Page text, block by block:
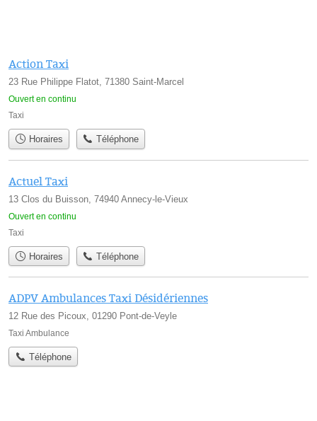
Action Taxi
23 Rue Philippe Flatot, 71380 Saint-Marcel
Ouvert en continu
Taxi
Horaires Téléphone
Actuel Taxi
13 Clos du Buisson, 74940 Annecy-le-Vieux
Ouvert en continu
Taxi
Horaires Téléphone
ADPV Ambulances Taxi Désidériennes
12 Rue des Picoux, 01290 Pont-de-Veyle
Taxi Ambulance
Téléphone